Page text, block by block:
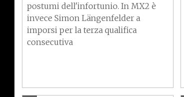
postumi dell'infortunio. In MX2 è
invece Simon Längenfelder a
imporsi per la terza qualifica
consecutiva
MXGP 2026, Inghilterra:
Herlings domina il ritorno di
Foxhills, Farres e Fontanesi
calendario